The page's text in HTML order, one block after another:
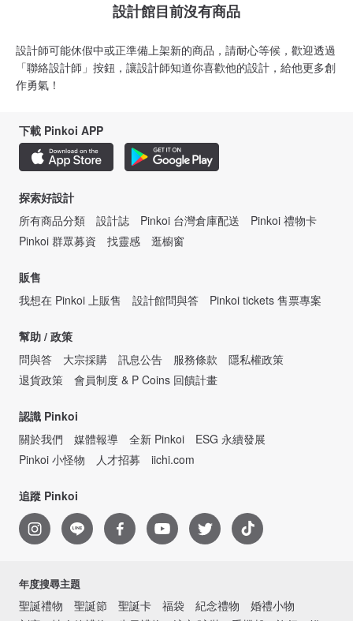
設計館目前沒有商品
設計師可能休假中或正準備上架新的商品，請耐心等候，歡迎透過
「聯絡設計師」按鈕，讓設計師知道你喜歡他的設計，給他更多創
作勇氣！
下載 Pinkoi APP
探索好設計
所有商品分類
設計誌 Pinkoi 台灣倉庫配送
Pinkoi 禮物卡
Pinkoi 群眾募資
找靈感 逛櫥窗
販售
我想在 Pinkoi 上販售
設計館問與答 Pinkoi tickets 售票專案
幫助 / 政策
問與答
大宗採購 訊息公告 服務條款
隱私權政策
退貨政策
會員制度 & P Coins 回饋計畫
認識 Pinkoi
關於我們
媒體報導 全新 Pinkoi
ESG 永續發展
Pinkoi 小怪物
人才招募 iichi.com
追蹤 Pinkoi
年度搜尋主題
聖誕禮物 聖誕節 聖誕卡 福袋 紀念禮物
婚禮小物